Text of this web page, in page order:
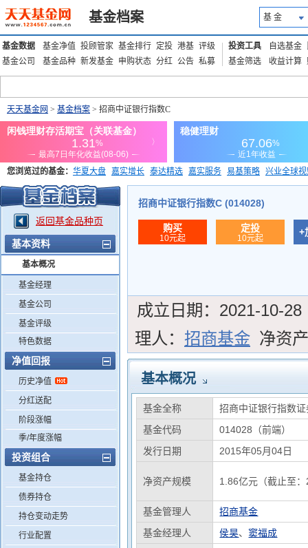
基金档案 基 金
基金数据 基金净值 投顾管家 基金排行 定投 港基 评级
基金公司
基金品种 新发基金 申购状态 分红 公告 私募
投资工具 自选基金
基金筛选
收益计算
天天基金网 > 基金档案 > 招商中证银行指数C
您浏览过的基金： 华夏大盘 嘉实增长 泰达精选 嘉实服务 易基策略 兴业全球
添富优势 华安宏利 上证180价值ETF
返回基金品种页
基本资料
基本概况
基金经理
基金公司
基金评级
特色数据
净值回报
历史净值
分红送配
阶段涨幅
季/年度涨幅
投资组合
基金持仓
债券持仓
持仓变动走势
行业配置
招商中证银行指数C (014028)
购买
10元起
定投
10元起
+
成立日期： 2021-10-28
理人： 招商基金 净资
基本概况
基金全称
招商中证银行指数
基金代码
014028（前端）
发行日期
2015年05月04日
净资产规模 1.86亿元（截止至
基金管理人
招商基金
基金经理人
侯昊、 窦福成